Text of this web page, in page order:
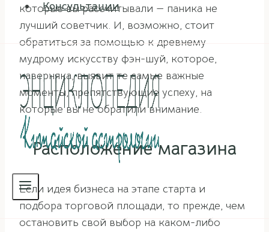
Консультации
которые вы рассчитывали — паника не
лучший советчик. И, возможно, стоит
обратиться за помощью к древнему
мудрому искусству фэн-шуй, которое,
наверняка, выявит те самые важные
моменты, препятствующие успеху, на
которые вы не обратили внимание.
Расположение магазина
Если идея бизнеса на этапе старта и
подбора торговой площади, то прежде, чем
остановить свой выбор на каком-либо